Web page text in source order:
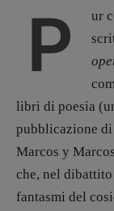
P
ur
libri di poesia
pubblicazione di
Marcos y
che, nel
fantasmi del